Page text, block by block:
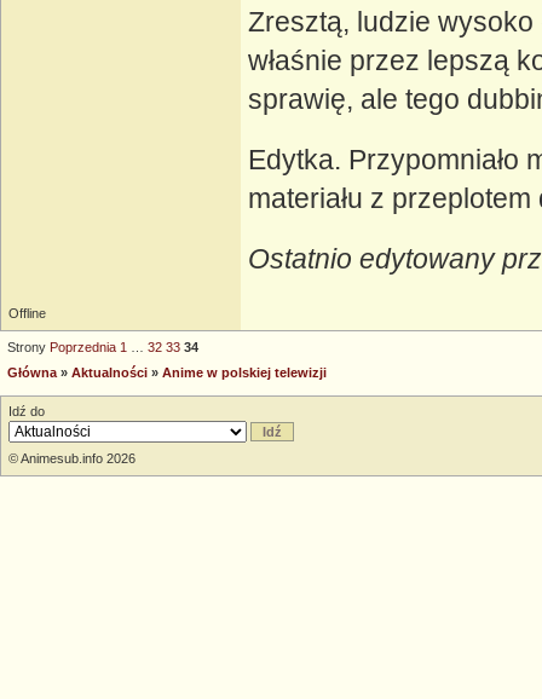
Zresztą, ludzie
właśnie przez lepszą
sprawię, ale tego
Edytka. Przypomniało
materiału z
Ostatnio edytowany
Offline
Strony Poprzednia 1 32 33 34
Główna » Aktualności » Anime w polskiej telewizji
Idź do
© Animesub.info 2026